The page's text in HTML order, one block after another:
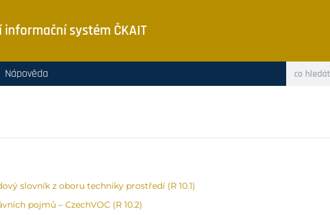
informační systém ČKAIT
Nápověda
slovník z oboru techniky prostředí (R 10.1)
pojmů – CzechVOC (R 10.2)